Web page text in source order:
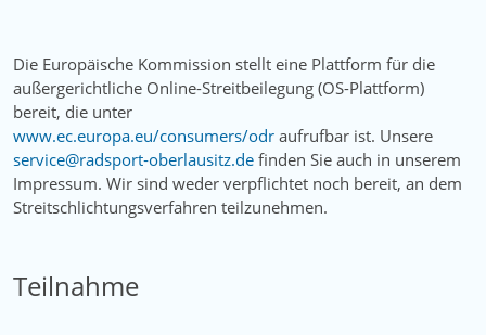
Die Europäische Kommission stellt eine Plattform für die
außergerichtliche Online-Streitbeilegung (OS-Plattform)
bereit, die unter
www.ec.europa.eu/consumers/odr aufrufbar ist. Unsere
service­@­radsport‑oberlausitz­.­de finden Sie auch in unserem
Impressum. Wir sind weder verpflichtet noch bereit, an dem
Streitschlichtungsverfahren teilzunehmen.
Teilnahme